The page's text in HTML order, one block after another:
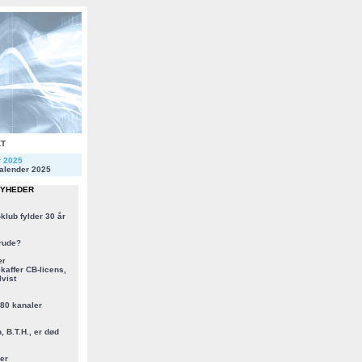
2025
2025
fylder 30 år
CB-licens,
kanaler
B.T.H., er død